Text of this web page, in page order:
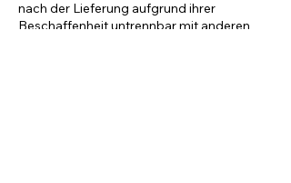
nach der Lieferung aufgrund ihrer
Beschaffenheit untrennbar mit anderen